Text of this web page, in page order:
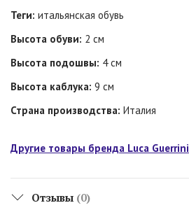
Теги: итальянская обувь
Высота обуви: 2 см
Высота подошвы: 4 см
Высота каблука: 9 см
Страна производства: Италия
Другие товары бренда Luca Guerrini
Отзывы (0)